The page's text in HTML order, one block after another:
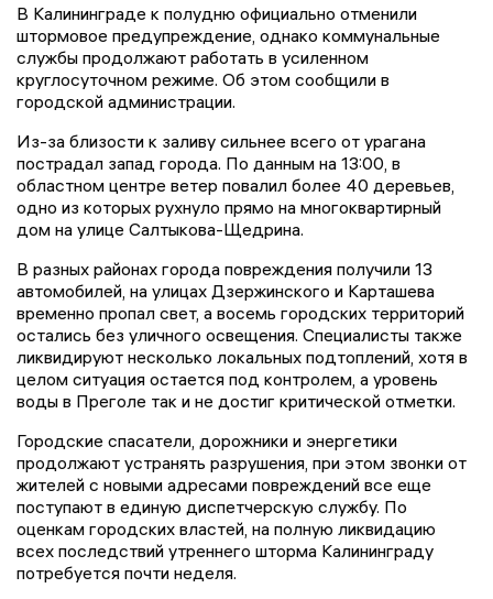
В Калининграде к полудню официально отменили
штормовое предупреждение, однако коммунальные
службы продолжают работать в усиленном
круглосуточном режиме. Об этом сообщили в
городской администрации.
Из-за близости к заливу сильнее всего от урагана
пострадал запад города. По данным на 13:00, в
областном центре ветер повалил более 40 деревьев,
одно из которых рухнуло прямо на многоквартирный
дом на улице Салтыкова-Щедрина.
В разных районах города повреждения получили 13
автомобилей, на улицах Дзержинского и Карташева
временно пропал свет, а восемь городских территорий
остались без уличного освещения. Специалисты также
ликвидируют несколько локальных подтоплений, хотя в
целом ситуация остается под контролем, а уровень
воды в Преголе так и не достиг критической отметки.
Городские спасатели, дорожники и энергетики
продолжают устранять разрушения, при этом звонки от
жителей с новыми адресами повреждений все еще
поступают в единую диспетчерскую службу. По
оценкам городских властей, на полную ликвидацию
всех последствий утреннего шторма Калининграду
потребуется почти неделя.